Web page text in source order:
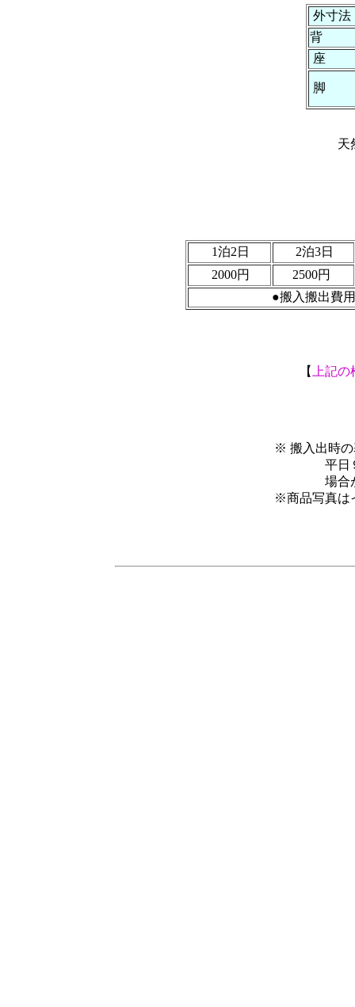
外寸法
背
座
脚
天
1泊2日
2泊3日
2000円
2500円
●搬入搬出費
【 上記
※ 搬入出時の
平日９：０
場合があ
※商品写真は